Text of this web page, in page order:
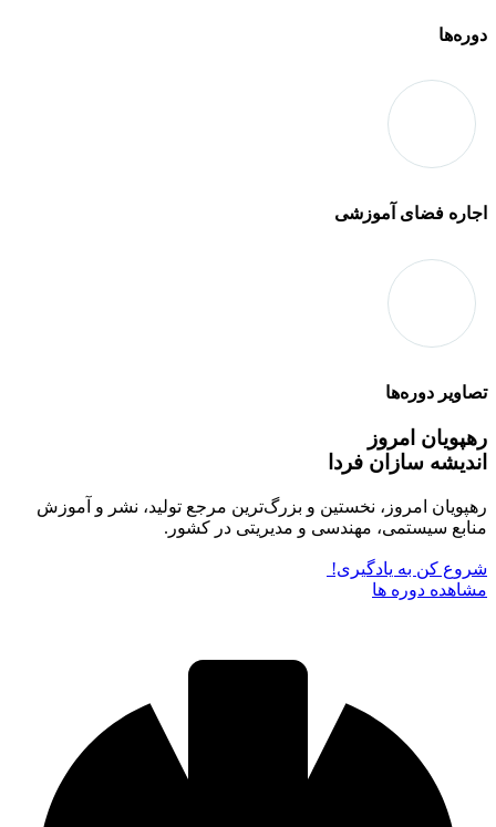
دوره‌ها
اجاره فضای آموزشی
تصاویر دوره‌ها
رهپویان امروز
اندیشه سازان فردا
رهپویان امروز، نخستین و بزرگ‌ترین مرجع تولید، نشر و آموزش
منابع سیستمی، مهندسی و مدیریتی در کشور.
شروع کن به یادگیری!
مشاهده دوره ها